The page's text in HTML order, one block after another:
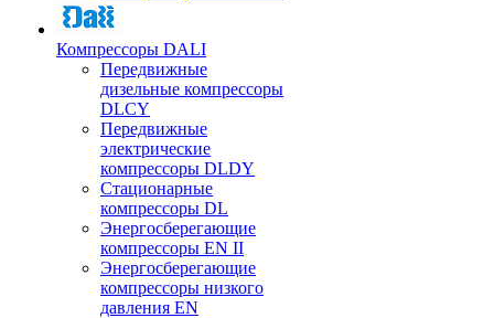
Компрессоры DALI
Передвижные
дизельные компрессоры
DLCY
Передвижные
электрические
компрессоры DLDY
Стационарные
компрессоры DL
Энергосберегающие
компрессоры EN II
Энергосберегающие
компрессоры низкого
давления EN